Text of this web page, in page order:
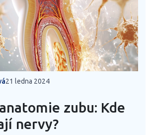
21 ledna 2024
zubu: Kde
nervy?